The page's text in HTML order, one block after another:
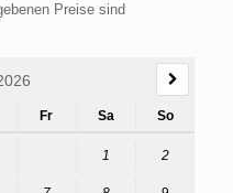
Preise sind
Fr Sa So
1 2